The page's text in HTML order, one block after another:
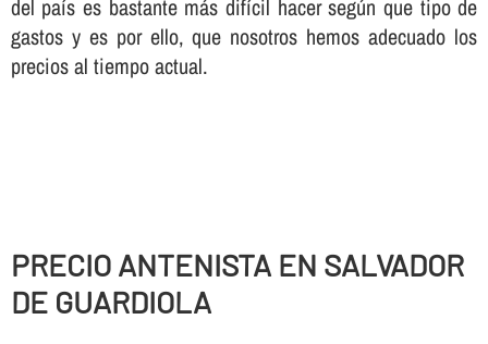
del paí­s es bastante más difí­cil hacer según que tipo de
gastos y es por ello, que nosotros hemos adecuado los
precios al tiempo actual.
PRECIO ANTENISTA EN SALVADOR
DE GUARDIOLA